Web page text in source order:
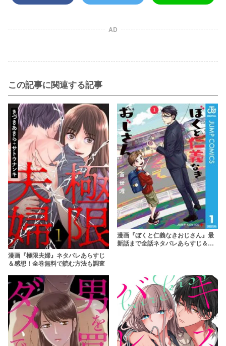
AD
この記事に関連する記事
漫画『極限夫婦』ネタバレあらすじ
＆感想！全巻無料で読む方法も調査
漫画『ぼくと仁義なきおじさん』最
新話まで全話ネタバレあらすじ＆感